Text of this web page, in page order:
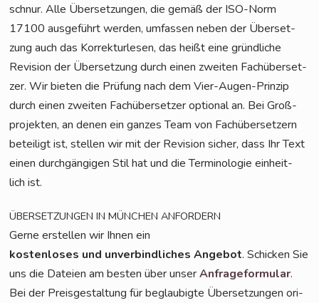
schnur. Alle Über­set­zun­gen, die gemäß der ISO-Norm
17100 aus­ge­führt wer­den, umfas­sen neben der Über­set­
zung auch das Kor­rek­tur­le­sen, das heißt eine gründ­li­che
Revi­si­on der Über­set­zung durch einen zwei­ten Fach­über­set­
zer. Wir bie­ten die Prü­fung nach dem Vier-Augen-Prin­zip
durch einen zwei­ten Fach­über­set­zer optio­nal an. Bei Groß­
pro­jek­ten, an denen ein gan­zes Team von Fach­über­set­zern
betei­ligt ist, stel­len wir mit der Revi­si­on sicher, dass Ihr Text
einen durch­gän­gi­gen Stil hat und die Ter­mi­no­lo­gie ein­heit­
lich ist.
ÜBERSETZUNGEN IN MÜNCHEN ANFORDERN
Ger­ne erstel­len wir Ihnen ein
kos­ten­lo­ses und unver­bind­li­ches Ange­bot. Schi­cken Sie
uns die Datei­en am bes­ten über unserAnfra­ge­for­mu­lar.
Bei der Preis­ge­stal­tung für beglau­big­te Über­set­zun­gen ori­